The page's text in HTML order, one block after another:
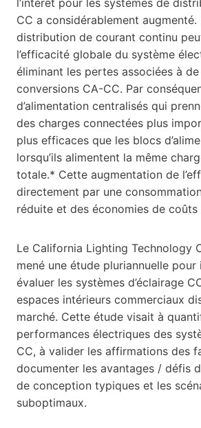
CC a considérablement augmenté.
distribution de courant continu
l’efficacité globale du système
éliminant les pertes associées à
conversions CA-CC. Par
d’alimentation centralisés qui
des charges connectées plus
plus efficaces que les blocs
lorsqu’ils alimentent la même
totale.* Cette augmentation de
directement par une
réduite et des économies de coûts
Le California Lighting Technology
mené une étude pluriannuelle
évaluer les systèmes d’éclairage
espaces intérieurs commerciaux
marché. Cette étude visait à
performances électriques des
CC, à valider les affirmations des
documenter les avantages / défis
de conception typiques et les
suboptimaux.